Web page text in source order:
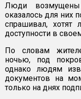
Люди возмущены
оказалось для них
спрашивал, хотят
доступности в
По словам
ночью, под
однако людям
документов на
только на днях